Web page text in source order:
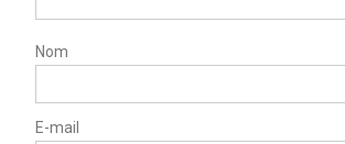
Nom
E-mail